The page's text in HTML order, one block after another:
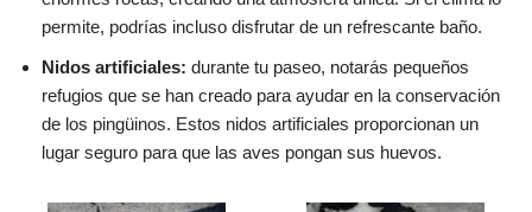
permite, podrías incluso disfrutar de un refrescante baño.
Nidos artificiales: durante tu paseo, notarás pequeños
refugios que se han creado para ayudar en la conservación
de los pingüinos. Estos nidos artificiales proporcionan un
lugar seguro para que las aves pongan sus huevos.